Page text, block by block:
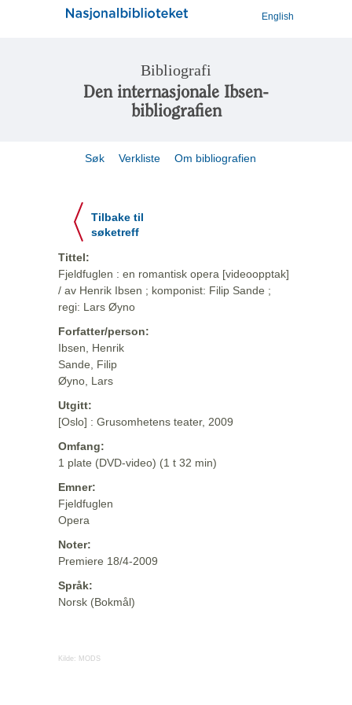
English
Bibliografi
Den internasjonale Ibsen-
bibliografien
Søk Verkliste Om bibliografien
Tilbake til
søketreff
Tittel:
Fjeldfuglen : en romantisk opera [videoopptak]
/ av Henrik Ibsen ; komponist: Filip Sande ;
regi: Lars Øyno
Forfatter/person:
Ibsen, Henrik
Sande, Filip
Øyno, Lars
Utgitt:
[Oslo] : Grusomhetens teater, 2009
Omfang:
1 plate (DVD-video) (1 t 32 min)
Emner:
Fjeldfuglen
Opera
Noter:
Premiere 18/4-2009
Språk:
Norsk (Bokmål)
Kilde: MODS